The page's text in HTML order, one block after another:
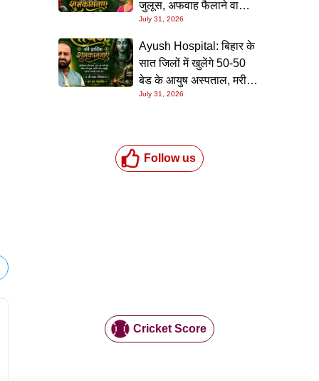
जुलूस, अफवाह फैलाने वालों
पर होगी सख्त कार्रवाई
July 31, 2026
Ayush Hospital: बिहार के
सात जिलों में खुलेंगे 50-50
बेड के आयुष अस्पताल, मरीजों
को मुफ्त मिलेगी इलाज और
July 31, 2026
Follow us
Cricket Score